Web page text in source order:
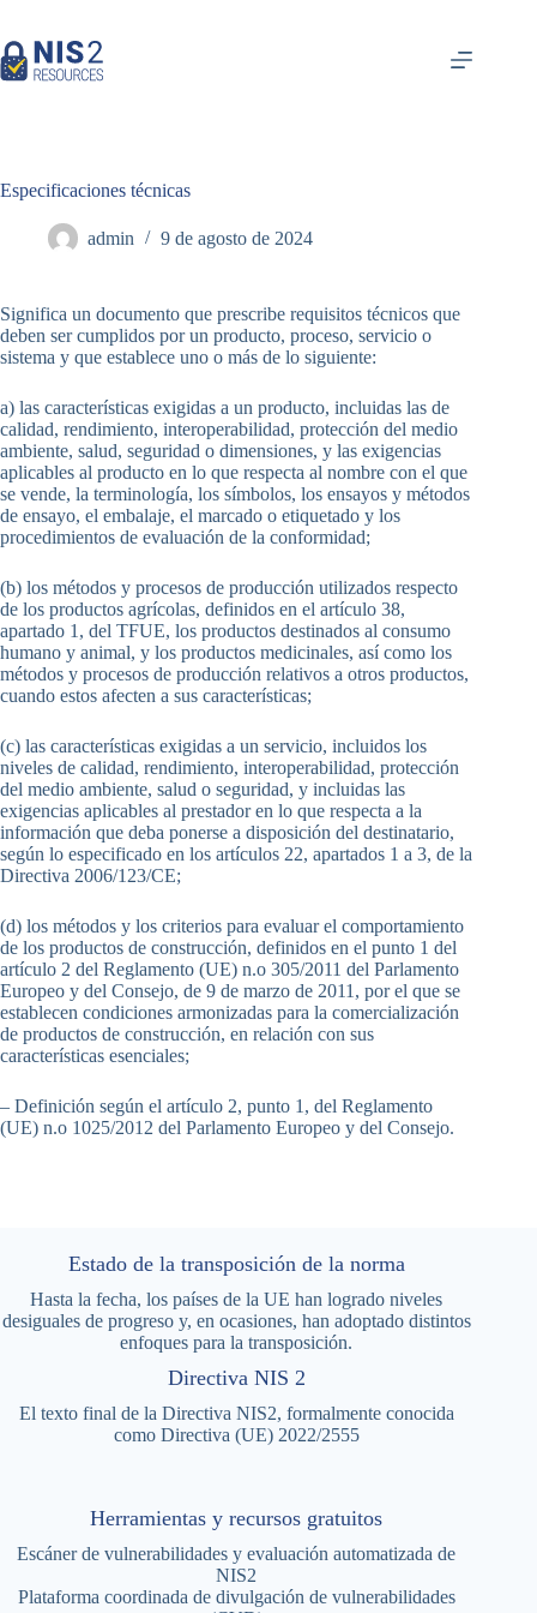
contenido
Especificaciones técnicas
admin 9 de agosto de 2024
Significa un documento que prescribe requisitos técnicos que
deben ser cumplidos por un producto, proceso, servicio o
sistema y que establece uno o más de lo siguiente:
a) las características exigidas a un producto, incluidas las de
calidad, rendimiento, interoperabilidad, protección del medio
ambiente, salud, seguridad o dimensiones, y las exigencias
aplicables al producto en lo que respecta al nombre con el que
se vende, la terminología, los símbolos, los ensayos y métodos
de ensayo, el embalaje, el marcado o etiquetado y los
procedimientos de evaluación de la conformidad;
(b) los métodos y procesos de producción utilizados respecto
de los productos agrícolas, definidos en el artículo 38,
apartado 1, del TFUE, los productos destinados al consumo
humano y animal, y los productos medicinales, así como los
métodos y procesos de producción relativos a otros productos,
cuando estos afecten a sus características;
(c) las características exigidas a un servicio, incluidos los
niveles de calidad, rendimiento, interoperabilidad, protección
del medio ambiente, salud o seguridad, y incluidas las
exigencias aplicables al prestador en lo que respecta a la
información que deba ponerse a disposición del destinatario,
según lo especificado en los artículos 22, apartados 1 a 3, de la
Directiva 2006/123/CE;
(d) los métodos y los criterios para evaluar el comportamiento
de los productos de construcción, definidos en el punto 1 del
artículo 2 del Reglamento (UE) n.o 305/2011 del Parlamento
Europeo y del Consejo, de 9 de marzo de 2011, por el que se
establecen condiciones armonizadas para la comercialización
de productos de construcción, en relación con sus
características esenciales;
– Definición según el artículo 2, punto 1, del Reglamento
(UE) n.o 1025/2012 del Parlamento Europeo y del Consejo.
Estado de la transposición de la norma
Hasta la fecha, los países de la UE han logrado niveles
desiguales de progreso y, en ocasiones, han adoptado distintos
enfoques para la transposición.
Directiva NIS 2
El texto final de la Directiva NIS2, formalmente conocida
como Directiva (UE) 2022/2555
Herramientas y recursos gratuitos
Escáner de vulnerabilidades y evaluación automatizada de
NIS2
Plataforma coordinada de divulgación de vulnerabilidades